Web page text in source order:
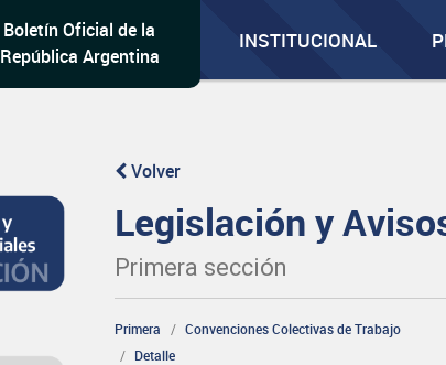
Boletín Oficial de la
República Argentina
INSTITUCIONAL
Volver
Legislación y
Primera sección
Primera
Convenciones Colectivas de Trabajo
Detalle